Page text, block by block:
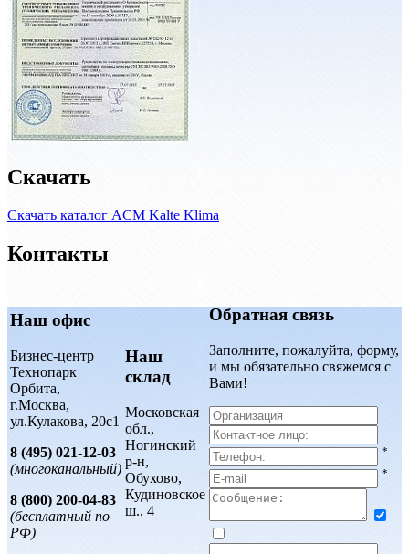
Скачать
Скачать каталог ACM Kalte Klima
Контакты
Наш офис
Бизнес-центр
Технопарк
Орбита,
г.Москва,
ул.Кулакова, 20с1
8 (495) 021-12-03
(многоканальный)
8 (800) 200-04-83
(бесплатный по
РФ)
Наш
склад
Московская
обл.,
Ногинский
р-н,
Обухово,
Кудиновское
ш., 4
Обратная связь
Заполните, пожалуйта, форму,
и мы обязательно свяжемся с
Вами!
*
*